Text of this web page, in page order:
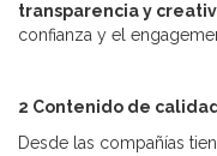
transparencia y
confianza y el
2 Contenido de calidad
Desde las compañías